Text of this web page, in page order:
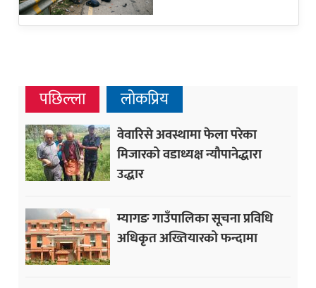
पछिल्ला लोकप्रिय
वेवारिसे अवस्थामा फेला परेका
मिजारको वडाध्यक्ष न्यौपानेद्धारा
उद्धार
म्यागङ गाउँपालिका सूचना प्रविधि
अधिकृत अख्तियारको फन्दामा